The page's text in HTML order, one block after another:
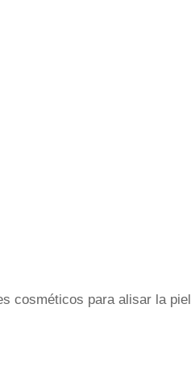
cosméticos para alisar la